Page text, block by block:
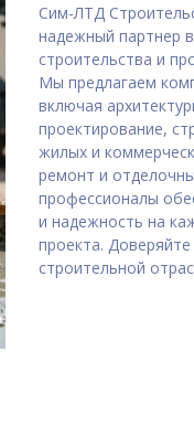
Сим-ЛТД
надежный партнер
строительства и
Мы предлагаем
включая
проектирование,
жилых и
ремонт и
профессионалы
и надежность на
проекта. Доверяйте
строительной